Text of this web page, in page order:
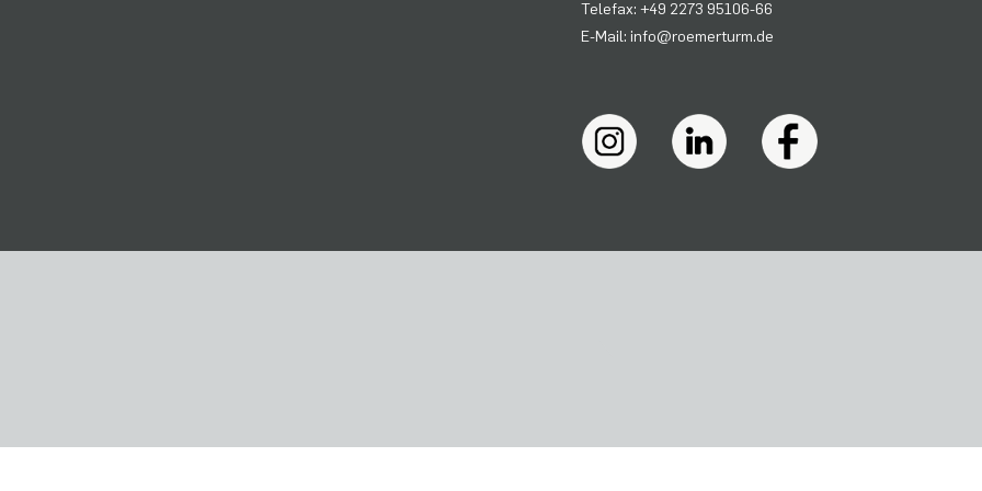
Telefax: +49 2273 95106-66
E-Mail: info@roemerturm.de